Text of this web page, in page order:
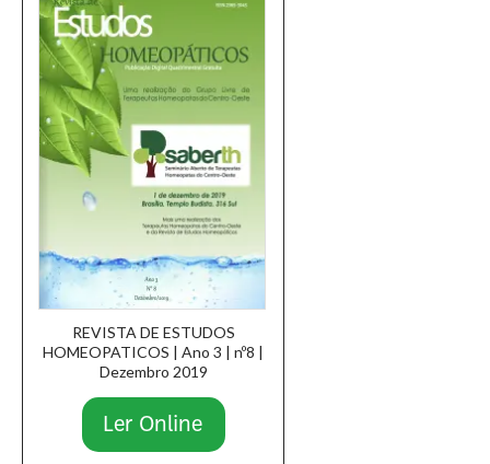
REVISTA DE ESTUDOS
HOMEOPATICOS | Ano 3 | nº8 |
Dezembro 2019
Ler Online